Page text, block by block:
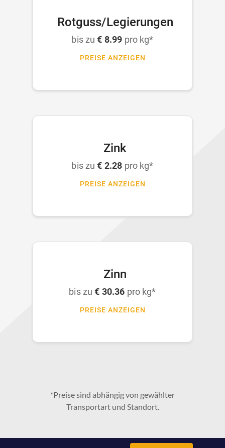
Rotguss/Legierungen
bis zu€ 8.99 pro kg*
PREISE ANZEIGEN
Zink
bis zu€ 2.28 pro kg*
PREISE ANZEIGEN
Zinn
bis zu€ 30.36 pro kg*
PREISE ANZEIGEN
*Preise sind abhängig von gewählter
Transportart und Standort.